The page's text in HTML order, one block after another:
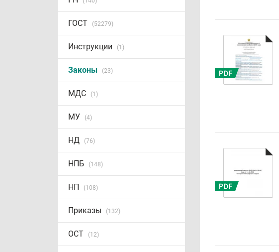
ГОСТ (52279)
Инструкции (1)
Законы (23)
МДС (1)
МУ (4)
НД (76)
НПБ (148)
НП (108)
Приказы (132)
ОСТ (12)